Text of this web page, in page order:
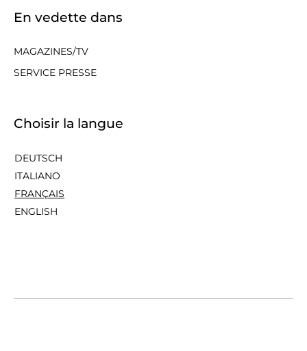
En vedette dans
MAGAZINES/TV
SERVICE PRESSE
Choisir la langue
DEUTSCH
ITALIANO
FRANÇAIS
ENGLISH